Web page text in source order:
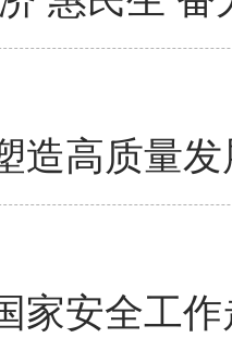
造高质量
家安全工